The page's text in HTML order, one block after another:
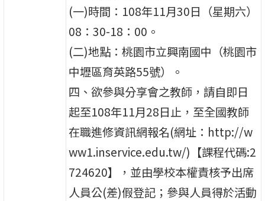
(一)時間：108年11月30日（星期六）
08：30-18：00。
(二)地點：桃園市立興南國中（桃園市
中壢區育英路55號）。
四、欲參與分享會之教師，請自即日
起至108年11月28日止，至全國教師
在職進修資訊網報名(網址：http://w
ww1.inservice.edu.tw/)【課程代碼:2
724620】，並由學校本權責核予出席
人員公(差)假登記；參與人員得於活動